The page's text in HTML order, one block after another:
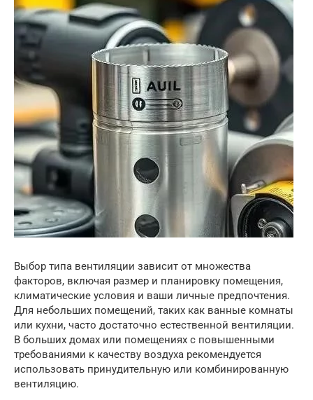
Выбор типа вентиляции зависит от множества
факторов, включая размер и планировку помещения,
климатические условия и ваши личные предпочтения.
Для небольших помещений, таких как ванные комнаты
или кухни, часто достаточно естественной вентиляции.
В больших домах или помещениях с повышенными
требованиями к качеству воздуха рекомендуется
использовать принудительную или комбинированную
вентиляцию.